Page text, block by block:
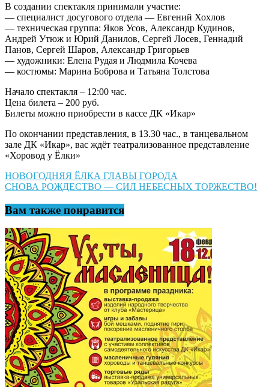
В создании спектакля принимали участие:
— специалист досугового отдела — Евгений Хохлов
— техническая группа: Яков Усов, Александр Кудинов,
Андрей Утюж и Юрий Данилов, Сергей Лосев, Геннадий
Панов, Сергей Шаров, Александр Григорьев
— художники: Елена Рудая и Людмила Кочева
— костюмы: Марина Боброва и Татьяна Толстова
Начало спектакля – 12:00 час.
Цена билета – 200 руб.
Билеты можно приобрести в кассе ДК «Икар»
По окончании представления, в 13.30 час., в танцевальном
зале ДК «Икар», вас ждёт театрализованное представление
«Хоровод у Ёлки»
Навигация
по
записям
НОВОГОДНЯЯ ЁЛКА ГЛАВЫ ГОРОДА
СНОВА РОЖДЕСТВО — СИЛ НЕБЕСНЫХ ТОРЖЕСТВО!
Вам также понравится